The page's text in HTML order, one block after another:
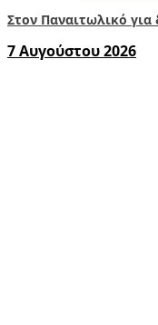
Στον Παναιτωλικό
7 Αυγούστου 2026